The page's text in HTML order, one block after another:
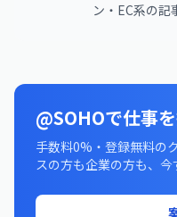
ン・EC系の記
@SOHOで仕事
手数料0%・登録無料の
スの方も企業の方も、今